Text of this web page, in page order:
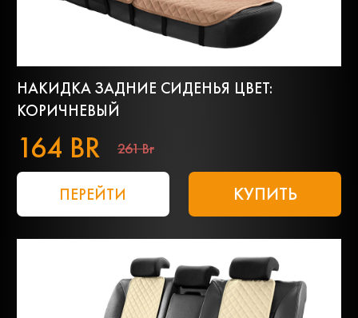
НАКИДКА ЗАДНИЕ СИДЕНЬЯ ЦВЕТ:
КОРИЧНЕВЫЙ
164 BR 261 Br
ПЕРЕЙТИ КУПИТЬ